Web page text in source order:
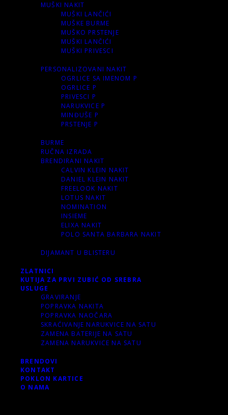
MUŠKI NAKIT
MUŠKI LANČIĆI
MUŠKE BURME
MUŠKO PRSTENJE
MUŠKI LANČIĆI
MUŠKI PRIVESCI
PERSONALIZOVANI NAKIT
OGRLICE SA IMENOM P
OGRLICE P
PRIVESCI P
NARUKVICE P
MINĐUŠE P
PRSTENJE P
BURME
RUČNA IZRADA
BRENDIRANI NAKIT
CALVIN KLEIN NAKIT
DANIEL KLEIN NAKIT
FREELOOK NAKIT
LOTUS NAKIT
NOMINATION
INSIEME
ELIXA NAKIT
POLO SANTA BARBARA NAKIT
DIJAMANT U BLISTERU
ZLATNICI
KUTIJA ZA PRVI ZUBIĆ OD SREBRA
USLUGE
GRAVIRANJE
POPRAVKA NAKITA
POPRAVKA NAOČARA
SKRAĆIVANJE NARUKVICE NA SATU
ZAMENA BATERIJE NA SATU
ZAMENA NARUKVICE NA SATU
BRENDOVI
KONTAKT
POKLON KARTICE
O NAMA